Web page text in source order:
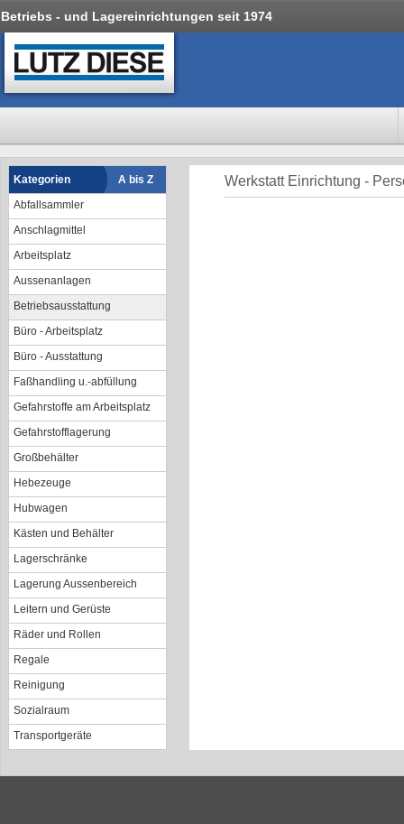
Betriebs - und Lagereinrichtungen seit 1974
Kategorien
A bis Z
Abfallsammler
Anschlagmittel
Arbeitsplatz
Aussenanlagen
Betriebsausstattung
Büro - Arbeitsplatz
Büro - Ausstattung
Faßhandling u.-abfüllung
Gefahrstoffe am Arbeitsplatz
Gefahrstofflagerung
Großbehälter
Hebezeuge
Hubwagen
Kästen und Behälter
Lagerschränke
Lagerung Aussenbereich
Leitern und Gerüste
Räder und Rollen
Regale
Reinigung
Sozialraum
Transportgeräte
Werkstatt Einrichtung -